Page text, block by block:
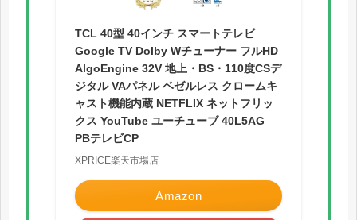
TCL 40型 40インチ スマートテレビ
Google TV Dolby Wチューナー フルHD
AlgoEngine 32V 地上・BS・110度CSデ
ジタル VAパネル ベゼルレス クロームキ
ャスト機能内蔵 NETFLIX ネットフリッ
クス YouTube ユーチューブ 40L5AG
PBテレビCP
XPRICE楽天市場店
Amazon